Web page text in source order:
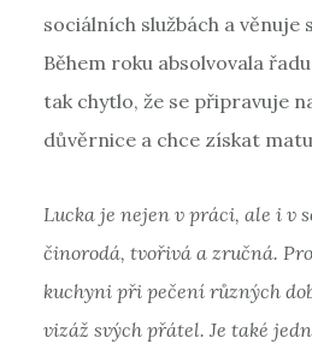
sociálních službách a věnuje
Během roku absolvovala
tak chytlo, že se připravuje
důvěrnice a chce získat
Lucka je nejen v práci, ale i v
činorodá, tvořivá a zručná.
kuchyni při pečení různých
vizáž svých přátel. Je také